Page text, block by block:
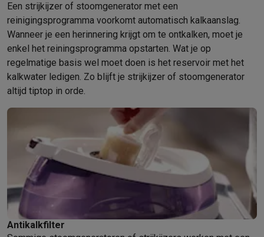
RobotsRobotstofzuigersDweilrobots Robotmaaiers
SchoonmakenVloerreinigersStoomreinigersTapijtreinigers
StrijkenStoomgeneratorsStrijkijzersKledingstomersActieve
NaaienNaaimachinesAccessoires
VerkoelenMobiele airco’sAircoolersVentilatorsAccessoires
LuchtbehandelingLuchtreinigers Luchtbevochtigers
Verwarmen Elektrische verwarming
Wassen & drogenWasmachinesDroogkastenWasmachine en
Automatische voerbakAutomatische kattenbak
Beauty & gezondheid
Haarverzorging Haardrogers Stijltangen KrultangenFöhnborstels
Mondhygiëne
Elektrische tandenborstels Opzetborstels
ScherenElektrische scheerapparatenBaardtrimmers
Lichaamsontharing
IPL ontharing
Ladyshaves
Beauty
LED Maskers Spiegels
Hand &
MassageVoetmassage
Een strijkijzer of stoomgenerator met een
reinigingsprogramma voorkomt automatisch kalkaanslag.
Wanneer je een herinnering krijgt om te ontkalken, moet je
enkel het reiningsprogramma opstarten. Wat je op
regelmatige basis wel moet doen is het reservoir met het
kalkwater ledigen. Zo blijft je strijkijzer of stoomgenerator
altijd tiptop in orde.
Antikalkfilter